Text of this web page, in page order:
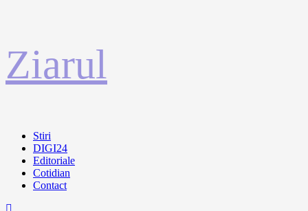
la
conținut
Ziarul
Primary
Menu
Stiri
DIGI24
Editoriale
Cotidian
Contact